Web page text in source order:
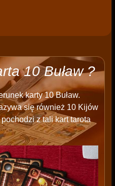
10 Buław ?
karty 10 Buław.
się również 10 Kijów
pochodzi z tali kart tarota